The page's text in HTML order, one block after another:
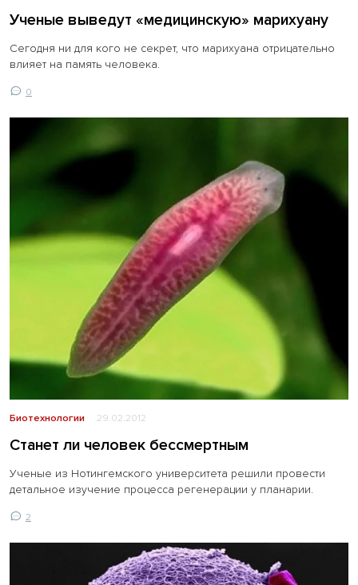
Ученые выведут «медицинскую» марихуану
Сегодня ни для кого не секрет, что марихуана отрицательно
влияет на память человека.
0
Биотехнологии 29.02.2012
Станет ли человек бессмертным
Ученые из Нотингемского университета решили провести
детальное изучение процесса регенерации у планарии.
2